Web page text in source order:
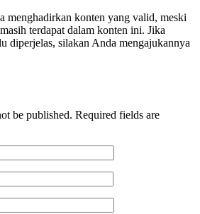
menghadirkan konten yang valid, meski
terdapat dalam konten ini. Jika
diperjelas, silakan Anda mengajukannya
be published. Required fields are